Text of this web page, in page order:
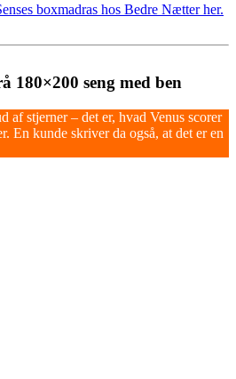
boxmadras hos Bedre Nætter her.
180×200 seng med ben
af stjerner – det er, hvad Venus scorer
En kunde skriver da også, at det er en